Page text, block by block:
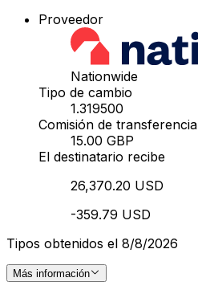
Proveedor
Nationwide
Tipo de cambio
1.319500
Comisión de transferencia
15.00 GBP
El destinatario recibe
26,370.20 USD
-359.79 USD
Tipos obtenidos el 8/8/2026
Más información